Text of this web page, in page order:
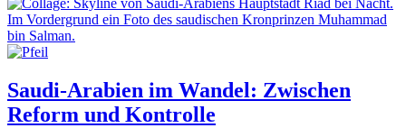
Saudi-Arabien im Wandel: Zwischen
Reform und Kontrolle